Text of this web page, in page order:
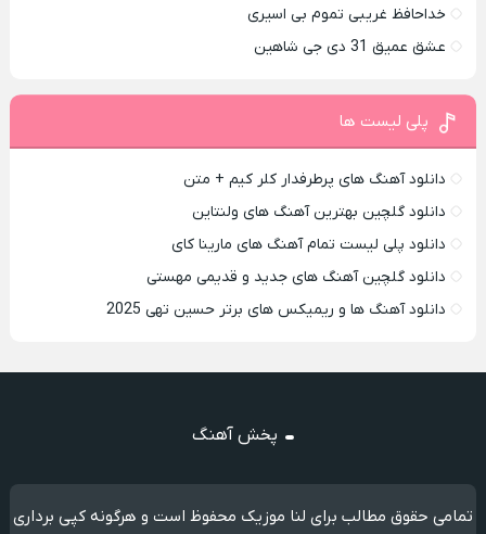
خداحافظ غریبی تموم بی اسیری
عشق عمیق 31 دی جی شاهین
پلی لیست ها
دانلود آهنگ های پرطرفدار کلر کیم + متن
دانلود گلچین بهترین آهنگ های ولنتاین
دانلود پلی لیست تمام آهنگ های مارینا کای
دانلود گلچین آهنگ های جدید و قدیمی مهستی
دانلود آهنگ ها و ریمیکس های برتر حسین تهی 2025
پخش آهنگ
تمامی حقوق مطالب برای لنا موزیک محفوظ است و هرگونه کپی برداری